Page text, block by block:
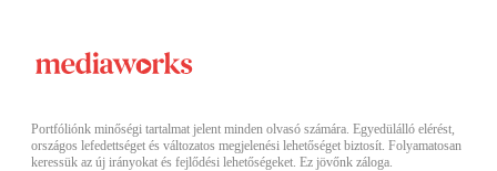
Portfóliónk minőségi tartalmat jelent minden olvasó számára. Egyedülálló elérést,
országos lefedettséget és változatos megjelenési lehetőséget biztosít. Folyamatosan
keressük az új irányokat és fejlődési lehetőségeket. Ez jövőnk záloga.